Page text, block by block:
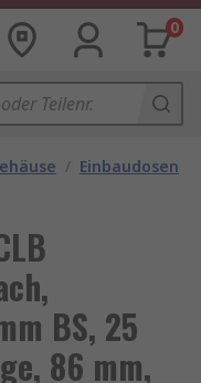
0
/ Einbaudosen
BS, 25
86 mm,